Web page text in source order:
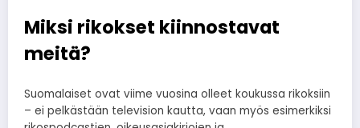
Miksi rikokset kiinnostavat
meitä?
Suomalaiset ovat viime vuosina olleet koukussa rikoksiin
– ei pelkästään television kautta, vaan myös esimerkiksi